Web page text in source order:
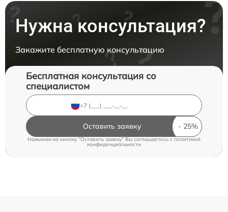
Нужна консультация?
Закажите бесплатную консультацию
Бесплатная консультация со
специалистом
Оставить заявку
Нажимая на кнопку "Оставить заявку" Вы соглашаетесь cполитикой
конфиденциальности